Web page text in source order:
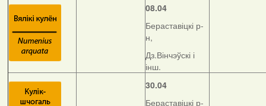
08.04
Бераставіцкі р-
н,
Дз.Вінчэўскі і
інш.
30.04
Бераставіцкі р-